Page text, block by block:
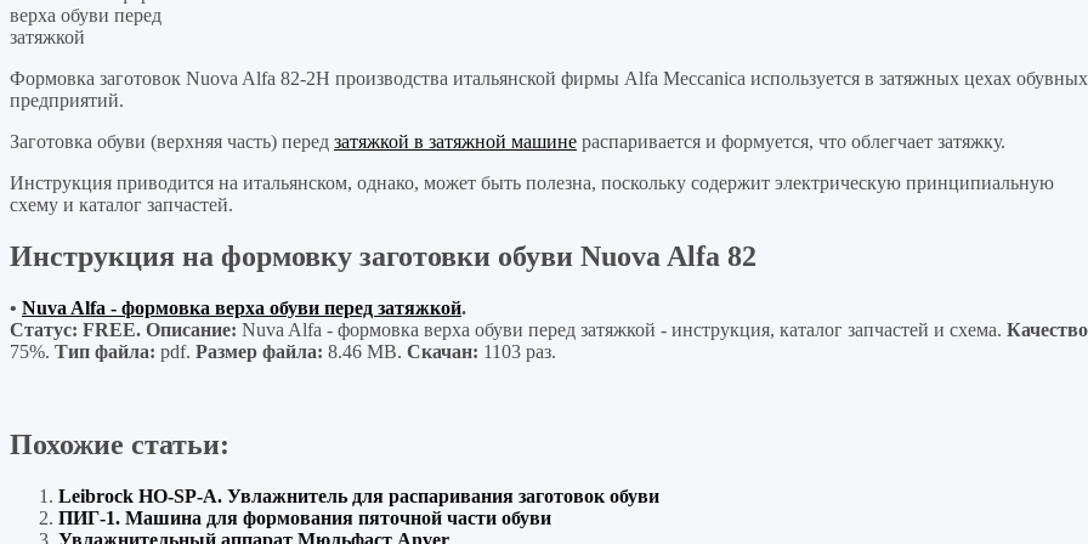
верха обуви перед
затяжкой
Формовка заготовок Nuova Alfa 82-2H производства итальянской фирмы Alfa Meccanica используется в затяжных цехах обувных
предприятий.
Заготовка обуви (верхняя часть) перед затяжкой в затяжной машине распаривается и формуется, что облегчает затяжку.
Инструкция приводится на итальянском, однако, может быть полезна, поскольку содержит электрическую принципиальную
схему и каталог запчастей.
Инструкция на формовку заготовки обуви Nuova Alfa 82
• Nuva Alfa - формовка верха обуви перед затяжкой.
Статус: FREE. Описание: Nuva Alfa - формовка верха обуви перед затяжкой - инструкция, каталог запчастей и схема.
75%. Тип файла: pdf. Размер файла: 8.46 MB. Скачан: 1103 раз.
Похожие статьи:
Leibrock HO-SP-A. Увлажнитель для распаривания заготовок обуви
ПИГ-1. Машина для формования пяточной части обуви
Увлажнительный аппарат Мюльфаст Anver